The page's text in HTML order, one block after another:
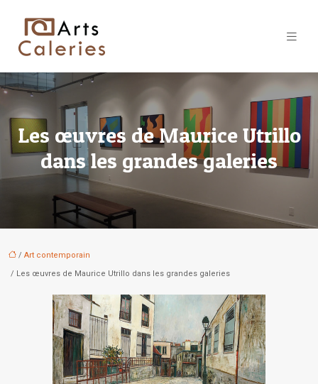
Les œuvres de Maurice Utrillo
dans les grandes galeries
/ Art contemporain
/ Les œuvres de Maurice Utrillo dans les grandes galeries